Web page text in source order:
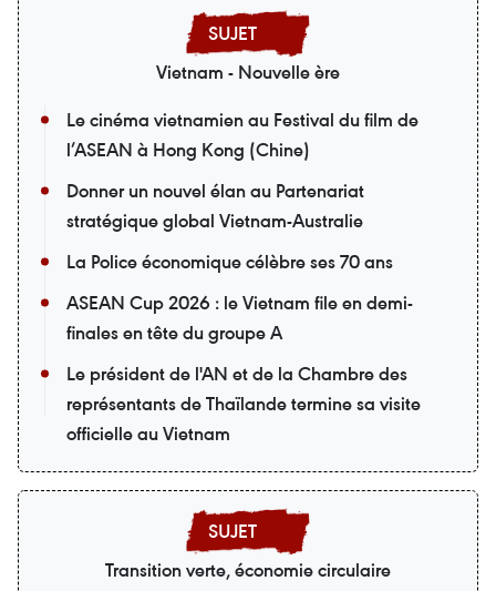
Vietnam - Nouvelle ère
Le cinéma vietnamien au Festival du film de
l’ASEAN à Hong Kong (Chine)
Donner un nouvel élan au Partenariat
stratégique global Vietnam-Australie
La Police économique célèbre ses 70 ans
ASEAN Cup 2026 : le Vietnam file en demi-
finales en tête du groupe A
Le président de l'AN et de la Chambre des
représentants de Thaïlande termine sa visite
officielle au Vietnam
Transition verte, économie circulaire